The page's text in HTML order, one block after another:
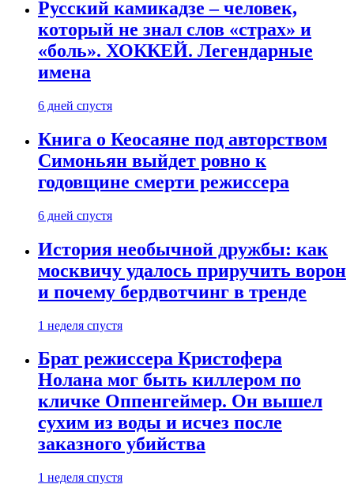
Русский камикадзе – человек,
который не знал слов «страх» и
«боль». ХОККЕЙ. Легендарные
имена
6 дней спустя
Книга о Кеосаяне под авторством
Симоньян выйдет ровно к
годовщине смерти режиссера
6 дней спустя
История необычной дружбы: как
москвичу удалось приручить ворон
и почему бердвотчинг в тренде
1 неделя спустя
Брат режиссера Кристофера
Нолана мог быть киллером по
кличке Оппенгеймер. Он вышел
сухим из воды и исчез после
заказного убийства
1 неделя спустя